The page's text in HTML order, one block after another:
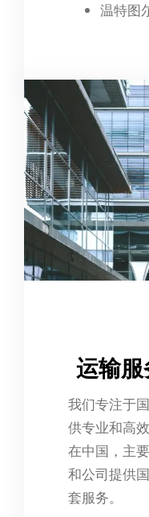
温特图
运输
我们专注于
供专业和高
在中国，主
和公司提供
套服务。